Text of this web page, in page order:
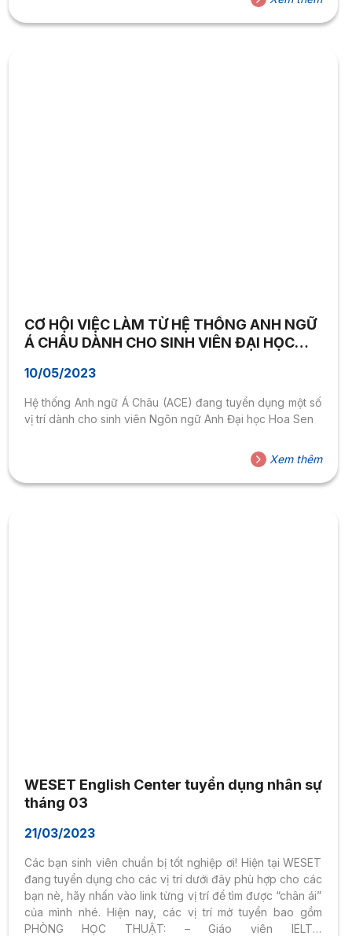
CƠ HỘI VIỆC LÀM TỪ HỆ THỐNG ANH NGỮ
Á CHÂU DÀNH CHO SINH VIÊN ĐẠI HỌC
10/05/2023
Hệ thống Anh ngữ Á Châu (ACE) đang tuyển dụng một số
vị trí dành cho sinh viên Ngôn ngữ Anh Đại học Hoa Sen
Xem thêm
WESET English Center tuyển dụng nhân sự
tháng 03
21/03/2023
Các bạn sinh viên chuẩn bị tốt nghiệp ơi! Hiện tại WESET
đang tuyển dụng cho các vị trí dưới đây phù hợp cho các
bạn nè, hãy nhấn vào link từng vị trí để tìm được “chân ái”
của mình nhé. Hiện nay, các vị trí mở tuyển bao gồm
PHÒNG HỌC THUẬT: – Giáo viên IELTS: